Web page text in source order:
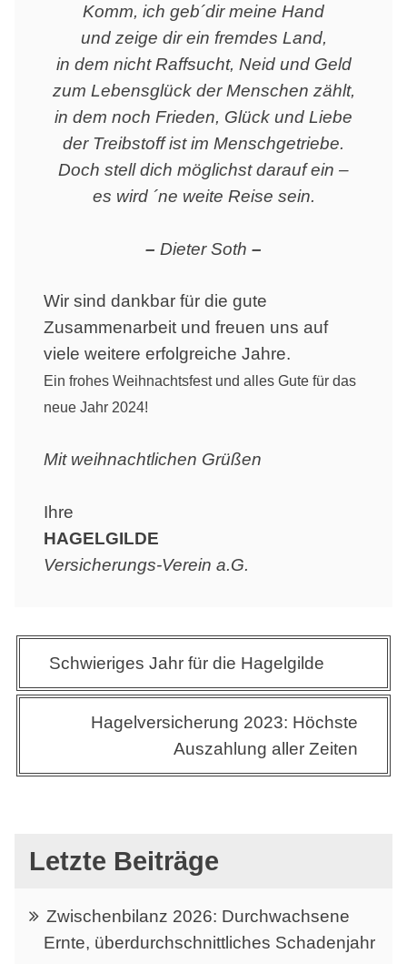
Komm, ich geb´dir meine Hand
und zeige dir ein fremdes Land,
in dem nicht Raffsucht, Neid und Geld
zum Lebensglück der Menschen zählt,
in dem noch Frieden, Glück und Liebe
der Treibstoff ist im Menschgetriebe.
Doch stell dich möglichst darauf ein –
es wird ´ne weite Reise sein.
– Dieter Soth –
Wir sind dankbar für die gute
Zusammenarbeit und freuen uns auf
viele weitere erfolgreiche Jahre.
Ein frohes Weihnachtsfest und alles Gute für das
neue Jahr 2024!
Mit weihnachtlichen Grüßen
Ihre
HAGELGILDE
Versicherungs-Verein a.G.
Beitragsnavigation
Schwieriges Jahr für die Hagelgilde
Hagelversicherung 2023: Höchste
Auszahlung aller Zeiten
Letzte Beiträge
Zwischenbilanz 2026: Durchwachsene
Ernte, überdurchschnittliches Schadenjahr